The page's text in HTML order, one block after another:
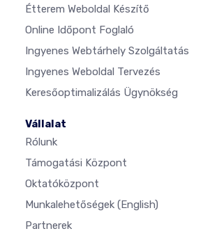
Étterem Weboldal Készítő
Online Időpont Foglaló
Ingyenes Webtárhely Szolgáltatás
Ingyenes Weboldal Tervezés
Keresőoptimalizálás Ügynökség
Vállalat
Rólunk
Támogatási Központ
Oktatóközpont
Munkalehetőségek (English)
Partnerek